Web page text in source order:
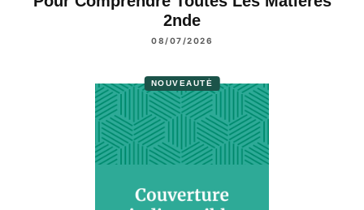
2nde
08/07/2026
NOUVEAUTÉ